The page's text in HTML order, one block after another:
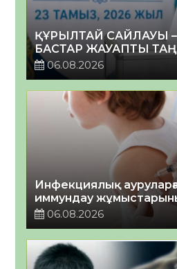
ҚҰРЫЛТАЙ САЙЛАУЫ
БАСТАР ЖАУАПТЫ
06.08.2026
Инфекциялық
иммундау
06.08.2026